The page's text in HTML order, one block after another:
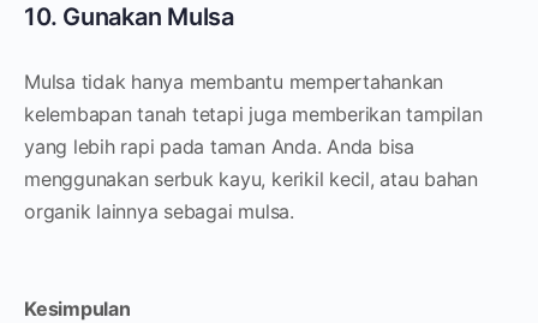
10. Gunakan Mulsa
Mulsa tidak hanya membantu mempertahankan
kelembapan tanah tetapi juga memberikan tampilan
yang lebih rapi pada taman Anda. Anda bisa
menggunakan serbuk kayu, kerikil kecil, atau bahan
organik lainnya sebagai mulsa.
Kesimpulan